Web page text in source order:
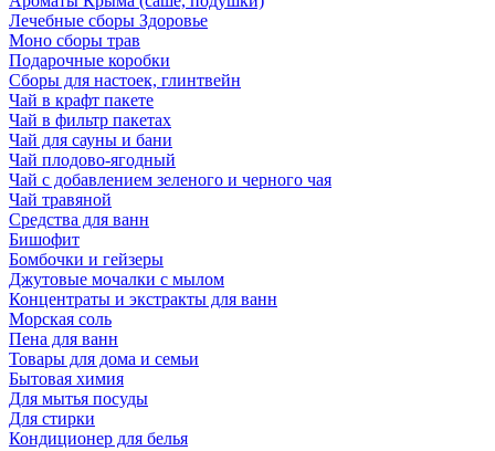
Лечебные сборы Здоровье
Моно сборы трав
Подарочные коробки
Сборы для настоек, глинтвейн
Чай в крафт пакете
Чай в фильтр пакетах
Чай для сауны и бани
Чай плодово-ягодный
Чай с добавлением зеленого и черного чая
Чай травяной
Средства для ванн
Бишофит
Бомбочки и гейзеры
Джутовые мочалки с мылом
Концентраты и экстракты для ванн
Морская соль
Пена для ванн
Товары для дома и семьи
Бытовая химия
Для мытья посуды
Для стирки
Кондиционер для белья